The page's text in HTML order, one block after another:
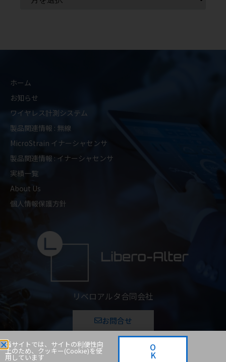
ホーム
お知らせ
ワイヤレス計測システム
製品関連情報 : 無線
MicroStrain イナーシャセンサ
製品関連情報 : イナーシャセンサ
実績一覧
About Us
個人情報保護方針
リベロアルタ合同会社
お問合せ
Ⓒ 2021 - LiberoAlter All Rights Are Reserved
当サイトでは、サイトの利便性向
上のため、クッキー(Cookie)を使
用しています
O
K